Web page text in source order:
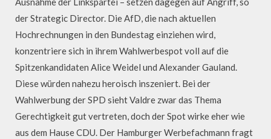
der Strategic Director. Die AfD, die nach aktuellen
Hochrechnungen in den Bundestag einziehen wird,
konzentriere sich in ihrem Wahlwerbespot voll auf die
Spitzenkandidaten Alice Weidel und Alexander Gauland.
Diese würden nahezu heroisch inszeniert. Bei der
Wahlwerbung der SPD sieht Valdre zwar das Thema
Gerechtigkeit gut vertreten, doch der Spot wirke eher wie
aus dem Hause CDU. Der Hamburger Werbefachmann fragt